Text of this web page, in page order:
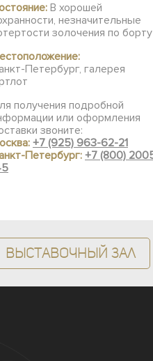
В хорошей
незначительные
золочения по борту
Петербург, галерея
получения подробной
или оформления
звоните:
+7 (925) 963-62-21
Петербург:+7 (800)
Выставочный зал